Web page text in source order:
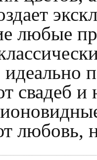
любые
свадеб и
любовь,